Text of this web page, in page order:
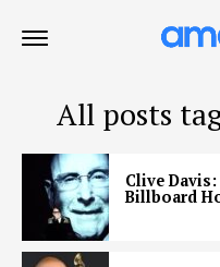
All posts
Clive
Billboard